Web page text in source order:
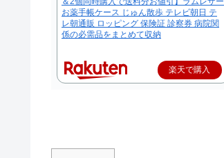
お薬手帳ケース じゅん散歩 テレビ朝日 テ
レ朝通販 ロッピング 保険証 診察券 病院関
係の必需品をまとめて収納
楽天で購入